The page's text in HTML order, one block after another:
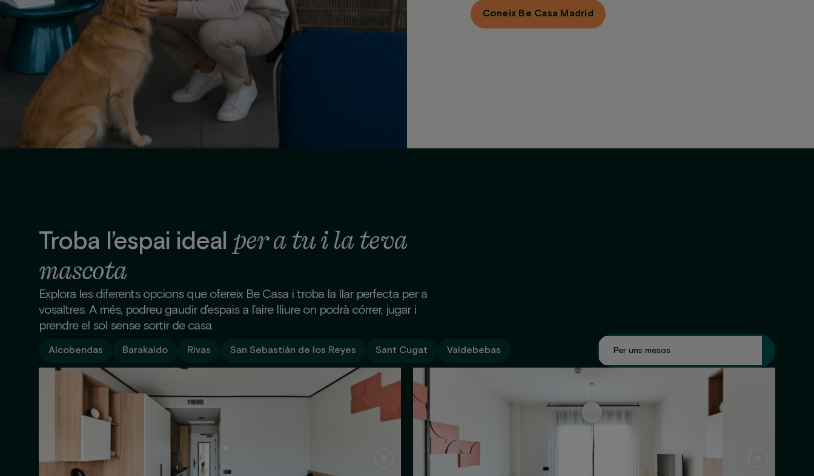
Coneix Be Casa Madrid
Troba l’espai ideal per a tu i la teva
mascota
Explora les diferents opcions que ofereix Be Casa i troba la llar perfecta per a
vosaltres. A més, podreu gaudir d’espais a l’aire lliure on podrà córrer, jugar i
prendre el sol sense sortir de casa.
Alcobendas Barakaldo Rivas San Sebastián de los Reyes Sant Cugat Valdebebas Per uns mesos